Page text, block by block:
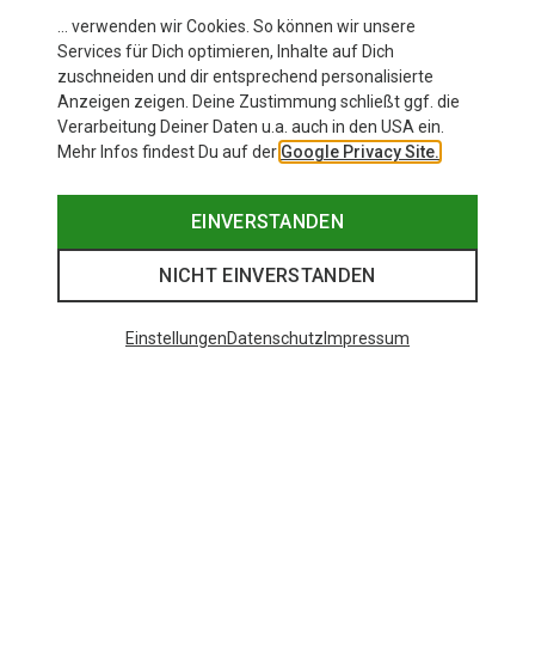
Damen Energy Hose
CHF 102.50
… verwenden wir Cookies. So können wir unsere
Services für Dich optimieren, Inhalte auf Dich
zuschneiden und dir entsprechend personalisierte
Anzeigen zeigen. Deine Zustimmung schließt ggf. die
Verarbeitung Deiner Daten u.a. auch in den USA ein.
Mehr Infos findest Du auf der Google Privacy Site.
EINVERSTANDEN
NICHT EINVERSTANDEN
EinstellungenDatenschutz Impressum